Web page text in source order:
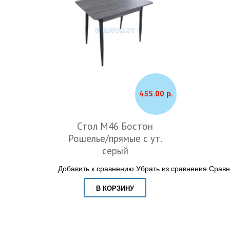
455.00 р.
Стол М46 Бостон
Рошелье/прямые с ут.
серый
Добавить к сравнению Убрать из сравнения
В КОРЗИНУ